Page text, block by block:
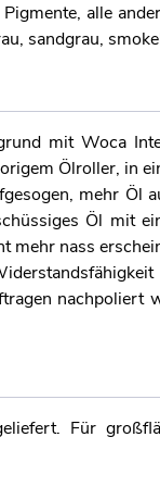
alle
sandgrau,
mit Woca
Ölroller, in
mehr
Öl mit
mehr nass
nachpoliert
Für